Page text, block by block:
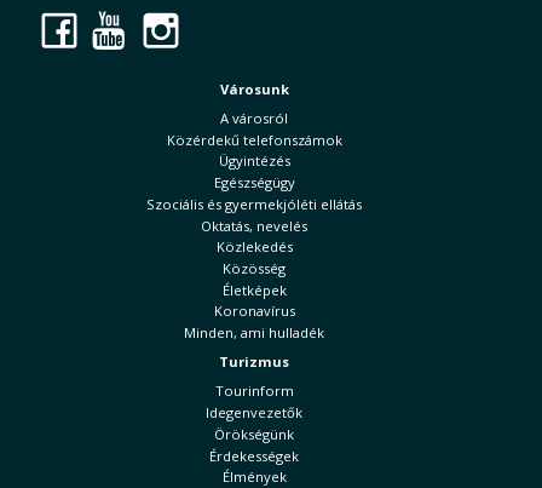
Facebook
YouTube
Városunk
A városról
Közérdekű telefonszámok
Ügyintézés
Egészségügy
Szociális és gyermekjóléti ellátás
Oktatás, nevelés
Közlekedés
Közösség
Életképek
Koronavírus
Minden, ami hulladék
Turizmus
Tourinform
Idegenvezetők
Örökségünk
Érdekességek
Élmények